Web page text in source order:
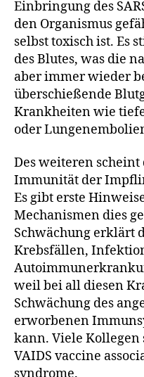
Einbringung des
den Organismus
selbst toxisch ist. Es
des Blutes, was die
aber immer wieder
überschießende
Krankheiten wie
oder
Des weiteren scheint
Immunität der
Es gibt erste
Mechanismen dies
Schwächung erklärt
Krebsfällen,
weil bei all diesen
Schwächung des
erworbenen
kann. Viele Kollegen
VAIDS vaccine